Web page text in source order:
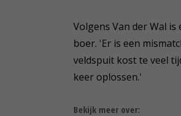
Volgens Van der Wal
boer. 'Er is een
veldspuit kost te veel
keer oplossen.'
Bekijk meer over: